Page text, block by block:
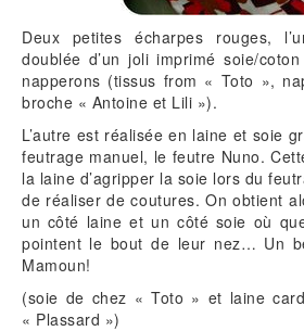
Deux petites écharpes rouges,
doublée d’un joli imprimé soie/
napperons (tissus from « Toto »,
broche « Antoine et Lili »).
L’autre est réalisée en laine et soie
feutrage manuel, le feutre Nuno.
la laine d’agripper la soie lors du
de réaliser de coutures. On obtient
un côté laine et un côté soie où
pointent le bout de leur nez… Un
Mamoun!
(soie de chez « Toto » et laine
« Plassard »)